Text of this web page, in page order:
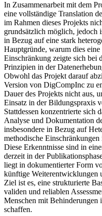
In Zusammenarbeit mit dem
eine vollständige Translation
im Rahmen dieses Projekts
grundsätzlich möglich, jedoch
in Bezug auf eine stark
Hauptgründe, warum dies
Einschränkung zeigte sich bei
Prinzipien in der
Obwohl das Projekt darauf
Version von DigCompInc zu
Dauer des Projekts nicht aus,
Einsatz in der Bildungspraxis
Stattdessen konzentrierte sich
Analyse und Dokumentation
insbesondere in Bezug auf
methodische Einschränkungen
Diese Erkenntnisse sind in
derzeit in der
liegt in dokumentierter Form
künftige Weiterentwicklungen
Ziel ist es, eine strukturierte
validen und reliablen
Menschen mit
schaffen.